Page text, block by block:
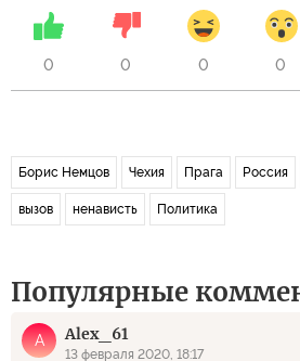
0 0 0 0
Борис Немцов Чехия Прага Россия
вызов ненависть Политика
Популярные
A Alex_61
13 февраля 2020, 18:17